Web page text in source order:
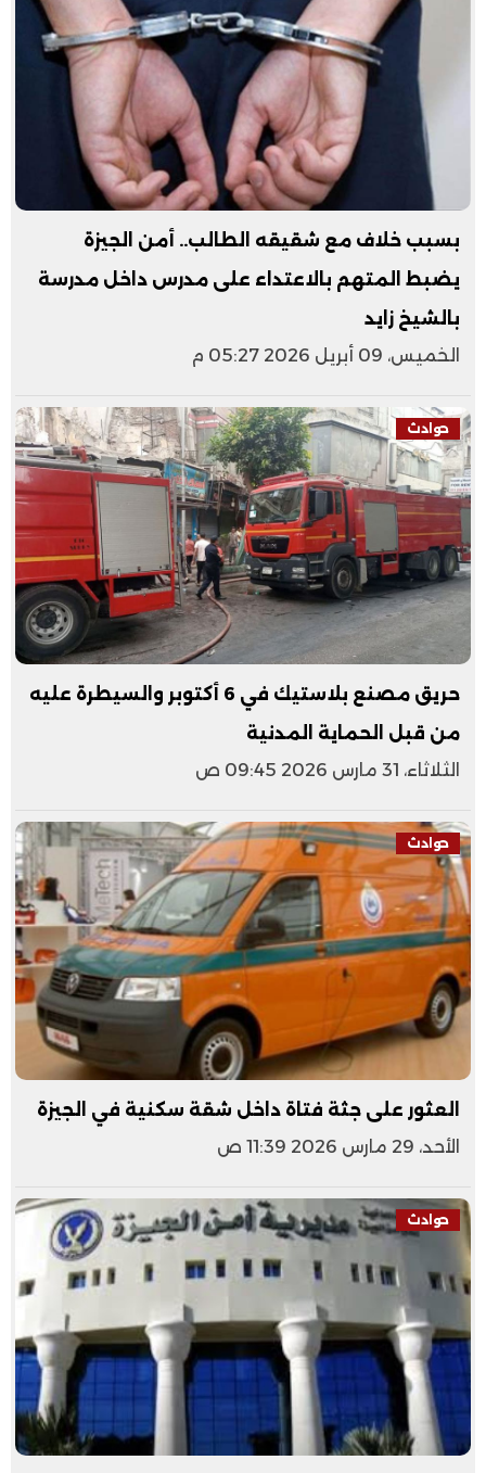
بسبب خلاف مع شقيقه الطالب.. أمن الجيزة
يضبط المتهم بالاعتداء على مدرس داخل مدرسة
بالشيخ زايد
الخميس، 09 أبريل 2026 05:27 م
حوادث
حريق مصنع بلاستيك في 6 أكتوبر والسيطرة عليه
من قبل الحماية المدنية
الثلاثاء، 31 مارس 2026 09:45 ص
حوادث
العثور على جثة فتاة داخل شقة سكنية في الجيزة
الأحد، 29 مارس 2026 11:39 ص
حوادث